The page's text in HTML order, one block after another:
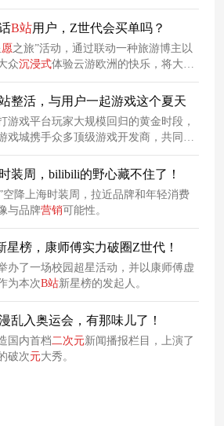
B站用户，Z世代会买单吗？
愿之旅”活动，通过联动一种旅游博主以
众沉浸式体验云游欧洲的快乐，将大众
望释放出来的同时，也提升了汉莎航空
整活，与用户一起游戏这个夏天
游戏平台玩家大规模回归的黄金时段，
戏城携手众多顶级游戏开发商，共同呈
一场专为游戏发烧友定制的暑期狂欢
装周，bilibili的野心藏不住了！
降上海时装周，拉近品牌和年轻消费
与品牌营销可能性。
星榜，康师傅实力破圈Z世代！
办了一场校园超星活动，并以康师傅虚
为本次B站新星榜的发起人。
乱入奥运会，有那味儿了！
国内首档二次元新闻播报栏目，上演了
破次元大秀。